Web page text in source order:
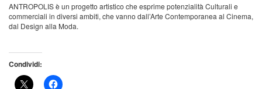
ANTROPOLIS è un progetto artistico che esprime potenzialità Culturali e
commerciali in diversi ambiti, che vanno dall’Arte Contemporanea al Cinema,
dal Design alla Moda.
Condividi: